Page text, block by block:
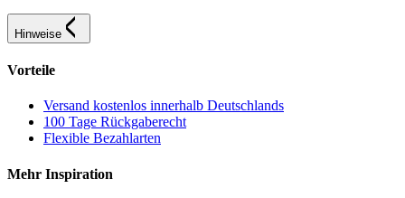
Hinweise
Vorteile
Versand kostenlos innerhalb Deutschlands
100 Tage Rückgaberecht
Flexible Bezahlarten
Mehr Inspiration